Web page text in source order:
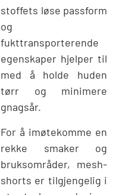
stoffets løse passform
og
fukttransporterende
egenskaper hjelper til
med å holde huden
tørr og minimere
gnagsår.
For å imøtekomme en
rekke smaker og
bruksområder, mesh-
shorts er tilgjengelig i